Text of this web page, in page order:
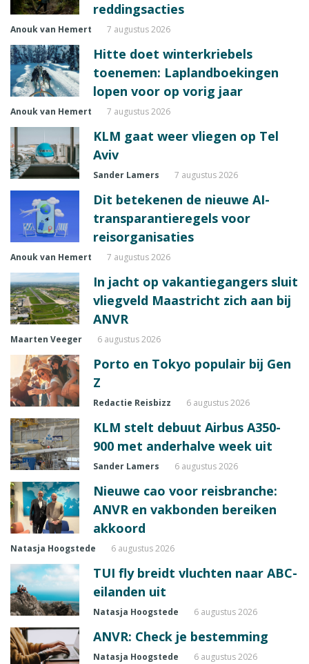
reddingsacties
Anouk van Hemert 7 augustus 2026
Hitte doet winterkriebels
toenemen: Laplandboekingen
lopen voor op vorig jaar
Anouk van Hemert 7 augustus 2026
KLM gaat weer vliegen op Tel
Aviv
Sander Lamers 7 augustus 2026
Dit betekenen de nieuwe AI-
transparantieregels voor
reisorganisaties
Anouk van Hemert 7 augustus 2026
In jacht op vakantiegangers sluit
vliegveld Maastricht zich aan bij
ANVR
Maarten Veeger 6 augustus 2026
Porto en Tokyo populair bij Gen
Z
Redactie Reisbizz 6 augustus 2026
KLM stelt debuut Airbus A350-
900 met anderhalve week uit
Sander Lamers 6 augustus 2026
Nieuwe cao voor reisbranche:
ANVR en vakbonden bereiken
akkoord
Natasja Hoogstede 6 augustus 2026
TUI fly breidt vluchten naar ABC-
eilanden uit
Natasja Hoogstede 6 augustus 2026
ANVR: Check je bestemming
Natasja Hoogstede 6 augustus 2026